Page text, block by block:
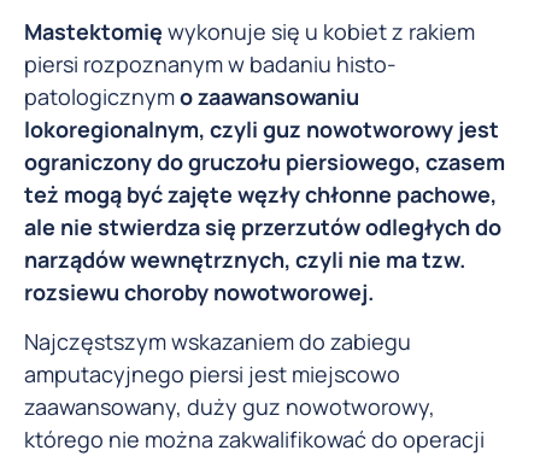
Mastektomię wykonuje się u kobiet z rakiem
piersi rozpoznanym w badaniu histo-
patologicznymo zaawansowaniu
lokoregionalnym, czyli guz nowotworowy jest
ograniczony do gruczołu piersiowego, czasem
też mogą być zajęte węzły chłonne pachowe,
ale nie stwierdza się przerzutów odległych do
narządów wewnętrznych, czyli nie ma tzw.
rozsiewu choroby nowotworowej.
Najczęstszym wskazaniem do zabiegu
amputacyjnego piersi jest miejscowo
zaawansowany, duży guz nowotworowy,
którego nie można zakwalifikować do operacji